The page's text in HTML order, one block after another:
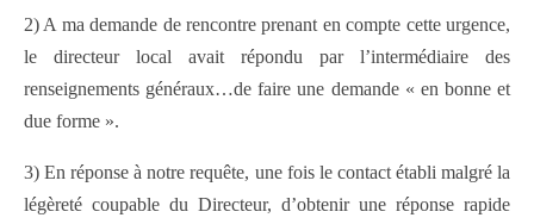
2) A ma demande de rencontre prenant en compte cette urgence,
le directeur local avait répondu par l’intermédiaire des
renseignements généraux…de faire une demande « en bonne et
due forme ».
3) En réponse à notre requête, une fois le contact établi malgré la
légèreté coupable du Directeur, d’obtenir une réponse rapide